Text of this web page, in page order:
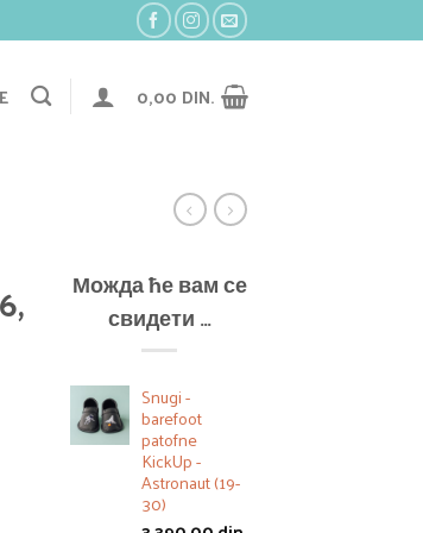
0,00 DIN.
din..
Можда ће вам се
свидети …
Snugi -
barefoot
patofne
KickUp -
Astronaut (19-
30)